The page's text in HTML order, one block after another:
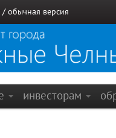
/ обычная версия
инвесторам